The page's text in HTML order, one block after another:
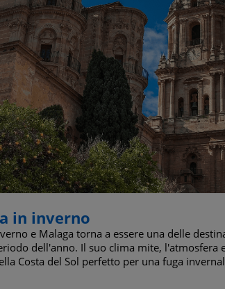
in inverno
e Malaga torna a essere una delle
dell'anno. Il suo clima mite, l'atmosfera
Costa del Sol perfetto per una fuga